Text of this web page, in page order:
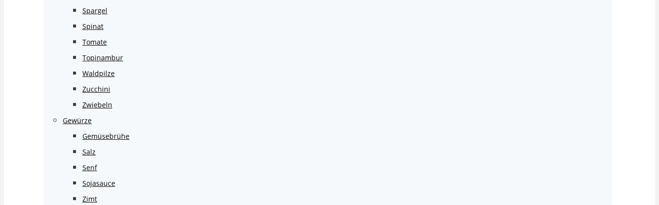
Spargel
Spinat
Tomate
Topinambur
Waldpilze
Zucchini
Zwiebeln
Gewürze
Gemüsebrühe
Salz
Senf
Sojasauce
Zimt